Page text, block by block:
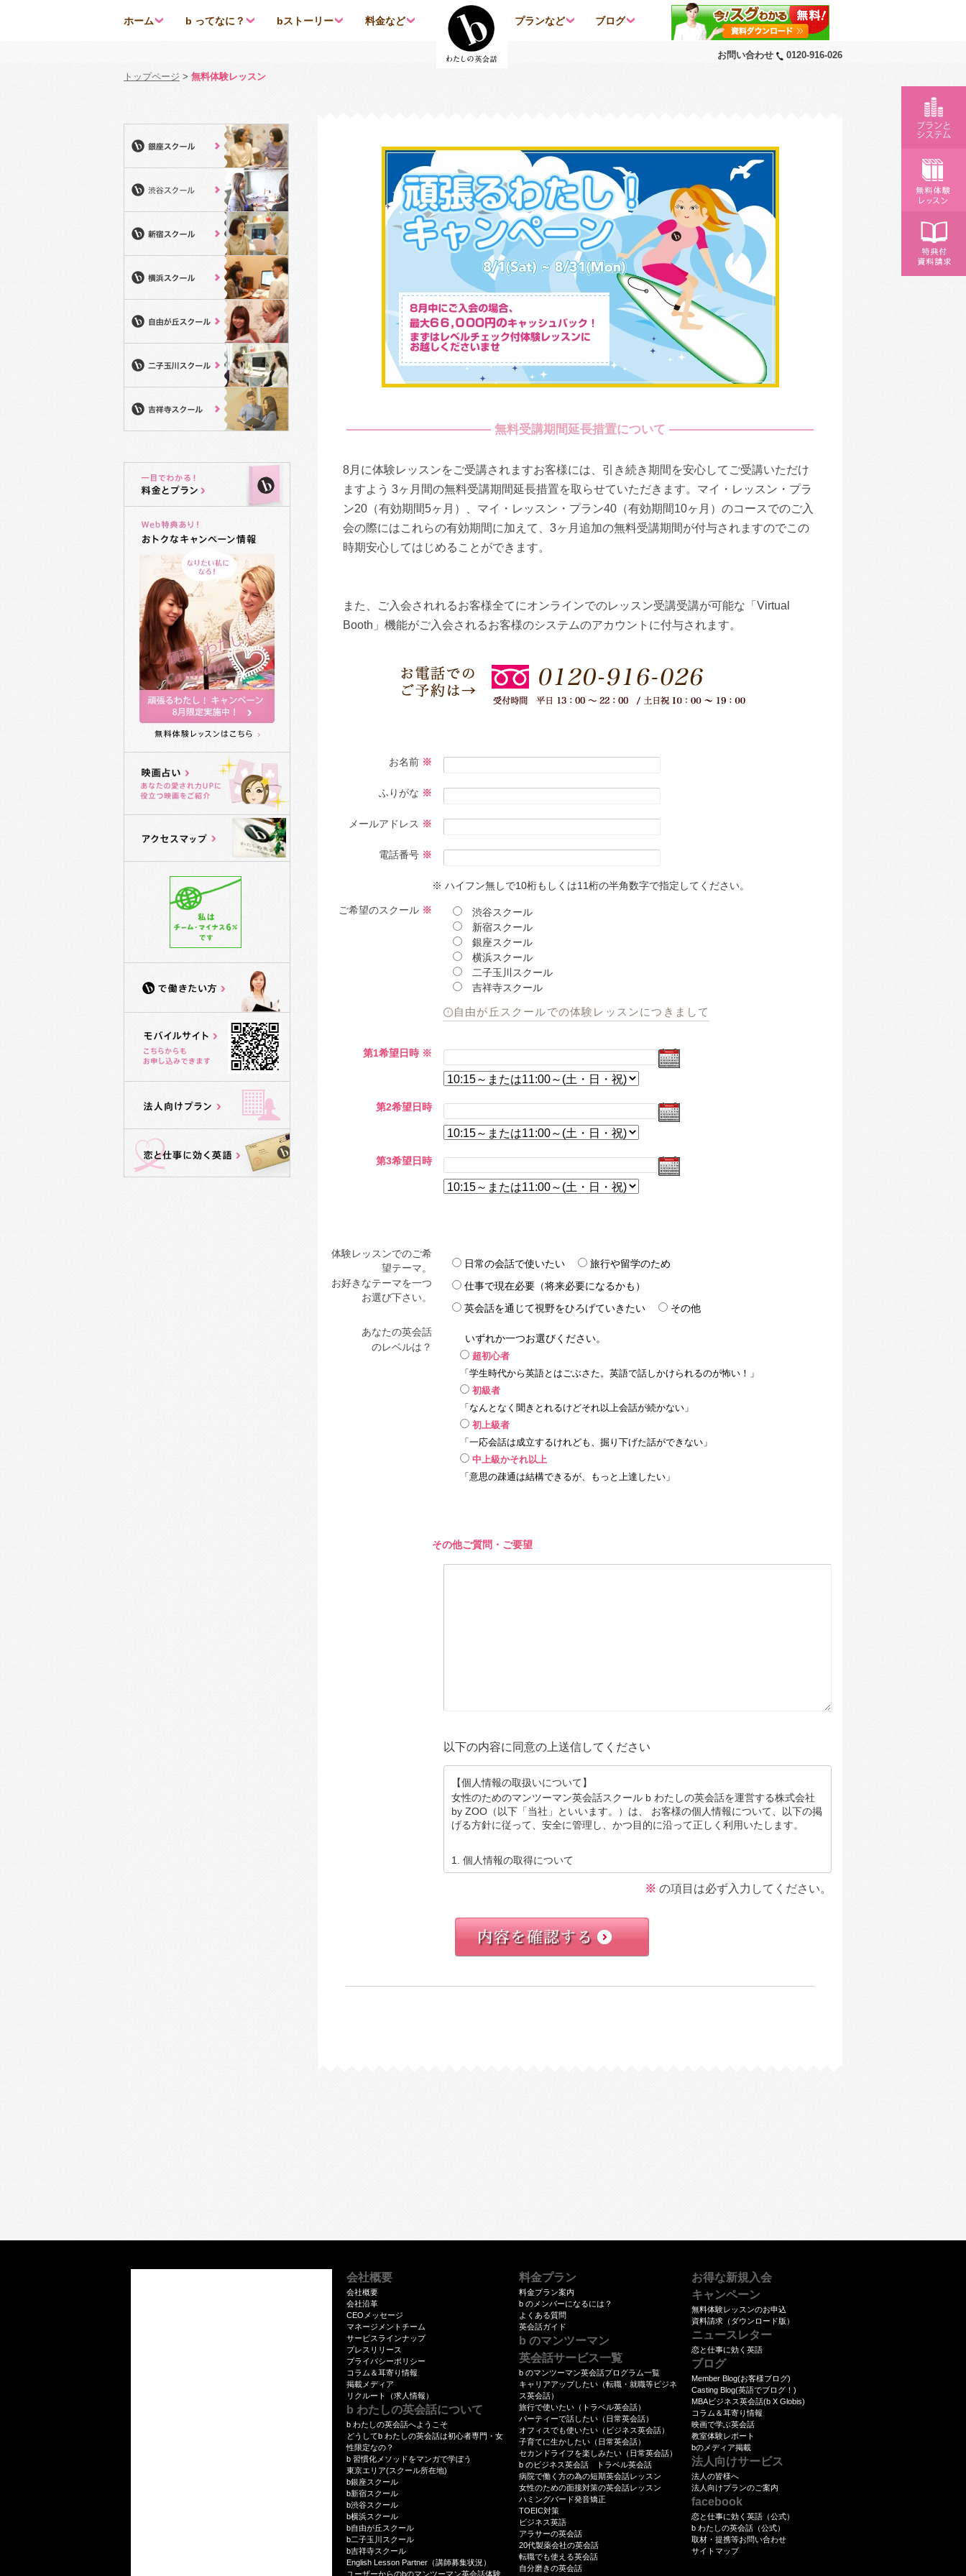
コンテンツへ移動
ホーム b ってなに？ bストーリー 料金など プランなど ブログ
トップページ > 無料体験レッスン
お問い合わせ 0120-916-026
無料受講期間延長措置について
8月に体験レッスンをご受講されますお客様には、引き続き期間を安心してご受講いただけ
ますよう 3ヶ月間の無料受講期間延長措置を取らせていただきます。マイ・レッスン・プラ
ン20（有効期間5ヶ月）、マイ・レッスン・プラン40（有効期間10ヶ月）のコースでのご入
会の際にはこれらの有効期間に加えて、 3ヶ月追加の無料受講期間が付与されますのでこの
時期安心してはじめることができます。
また、ご入会されれるお客様全てにオンラインでのレッスン受講受講が可能な「Virtual
Booth」機能がご入会されるお客様のシステムのアカウントに付与されます。
お名前 ※
ふりがな ※
メールアドレス ※
電話番号 ※
※ ハイフン無しで10桁もしくは11桁の半角数字で指定してください。
ご希望のスクール ※
渋谷スクール
新宿スクール
銀座スクール
横浜スクール
二子玉川スクール
吉祥寺スクール
自由が丘スクールでの体験レッスンにつきまして
第1希望日時 ※
第2希望日時
第3希望日時
体験レッスンでのご希
望テーマ。
お好きなテーマを一つ
お選び下さい。
日常の会話で使いたい
旅行や留学のため
仕事で現在必要（将来必要になるかも）
英会話を通じて視野をひろげていきたい
その他
あなたの英会話
のレベルは？
いずれか一つお選びください。
超初心者
「学生時代から英語とはごぶさた。英語で話しかけられるのが怖い！」
初級者
「なんとなく聞きとれるけどそれ以上会話が続かない」
初上級者
「一応会話は成立するけれども、掘り下げた話ができない」
中上級かそれ以上
「意思の疎通は結構できるが、もっと上達したい」
その他ご質問・ご要望
以下の内容に同意の上送信してください
【個人情報の取扱いについて】
女性のためのマンツーマン英会話スクール b わたしの英会話を運営する株式会社
by ZOO（以下「当社」といいます。）は、 お客様の個人情報について、以下の掲
げる方針に従って、安全に管理し、かつ目的に沿って正しく利用いたします。
1. 個人情報の取得について
(B)当社が取得するお客様の個人情報は、あらかじめお客様ご本人の同意をいただ
に限り、取得いたします。
2. 個人情報の利用について
(C)当社は、お客様の個人情報の保護を徹底するため、個人情報保護に関する責任
もに、個人情報の安全管理が図られるよう従業者の必要かつ適切な監督を行いま
(D)当社が、お客様の個人情報の取扱いを第三者に委託する場合、個人情報の安全
管理が図られるよう、委託先に対し必要かつ適切な監督を行います。
4. 個人情報の第三者への提供などについて
(A)当社は、お客様から同意をいただいた場合、司法機関・行政機関等から法的義
務を伴う要請を受けた場合その他当該機関等に対して協力する必要がある場合、人
の生命、身体または財産などの重大な利益を保護するために必要な場合等個人情報
保護法の定める一定の場合を除き、お客様の個人情報を第三者に開示、提供いたし
ません。
(B)また、お客様の同意をいただいた場合であっても、第三者に個人情報を開示、
提供する場合には、当該第三者と個人情報保護に関する取決めを行い、個人情報保
護に万全を期します。
5.クッキー（Cookie）について
(A)弊社サイトではお客様によりよいサービスを提供することができるように、ク
ッキー（Cookie）を使用することがあります。 クッキーとは、ウェブサイトの提
供者がウェブブラウザを通じてお客様のコンピュータに一時的にデータを書き込み
保存させる仕組みです。弊社が使用するクッキーにはお客様の個人情報を特定でき
※ の項目は必ず入力してください。
会社概要
会社概要
会社沿革
CEOメッセージ
マネージメントチーム
サービスラインナップ
プレスリリース
プライバシーポリシー
コラム＆耳寄り情報
掲載メディア
リクルート（求人情報）
b わたしの英会話について
b わたしの英会話へようこそ
どうしてb わたしの英会話は初心者専門・女
性限定なの？
b 習慣化メソッドをマンガで学ぼう
東京エリア(スクール所在地)
b銀座スクール
b新宿スクール
b渋谷スクール
b横浜スクール
b自由が丘スクール
b二子玉川スクール
b吉祥寺スクール
English Lesson Partner（講師募集状況）
ユーザーからのbのマンツーマン英会話体験
料金プラン
料金プラン案内
b のメンバーになるには？
よくある質問
英会話ガイド
b のマンツーマン
英会話サービス一覧
b のマンツーマン英会話プログラム一覧
キャリアアップしたい（転職・就職等ビジネ
ス英会話）
旅行で使いたい（トラベル英会話）
パーティーで話したい（日常英会話）
オフィスでも使いたい（ビジネス英会話）
子育てに生かしたい（日常英会話）
セカンドライフを楽しみたい（日常英会話）
b のビジネス英会話 トラベル英会話
病院で働く方の為の短期英会話レッスン
女性のための面接対策の英会話レッスン
ハミングバード発音矯正
TOEIC対策
ビジネス英語
アラサーの英会話
20代製薬会社の英会話
転職でも使える英会話
自分磨きの英会話
お得な新規入会
キャンペーン
無料体験レッスンのお申込
資料請求（ダウンロード版）
ニュースレター
恋と仕事に効く英語
ブログ
Member Blog(お客様ブログ)
Casting Blog(英語でブログ！)
MBAビジネス英会話(b X Globis)
コラム＆耳寄り情報
映画で学ぶ英会話
教室体験レポート
bのメディア掲載
法人向けサービス
法人の皆様へ
法人向けプランのご案内
facebook
恋と仕事に効く英語（公式）
b わたしの英会話（公式）
取材・提携等お問い合わせ
サイトマップ